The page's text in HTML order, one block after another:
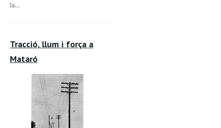
la…
Tracció, llum i força a
Mataró